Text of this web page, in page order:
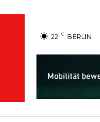
22 C BERLIN